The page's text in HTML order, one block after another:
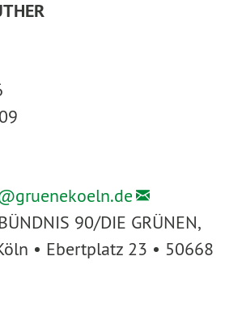
gruenekoeln.de
90/DIE GRÜNEN,
• Ebertplatz 23 • 50668